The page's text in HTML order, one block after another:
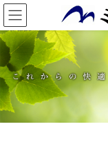
コ
ン
テ
ン
ツ
へ
ス
キ
ナ
ビ
ゲ
ー
シ
ョ
ン
に